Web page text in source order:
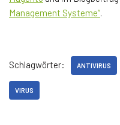
Management Systeme“.
Schlagwörter: ANTIVIRUS
VIRUS